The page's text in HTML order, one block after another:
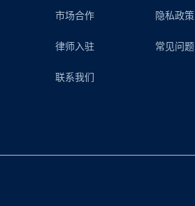
市场合作
律师入驻
联系我们
隐私政策
常见问题